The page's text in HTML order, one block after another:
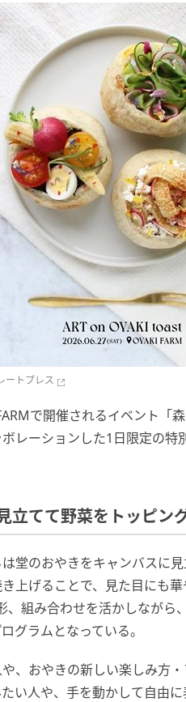
ートプレス
で開催されるイベント
レーションした1日限定の特
立てて野菜をトッピン
堂のおやきをキャンバスに
上げることで、見た目にも
組み合わせを活かしながら
グラムとなっている。
、おやきの新しい楽しみ方
い人や、手を動かして自由